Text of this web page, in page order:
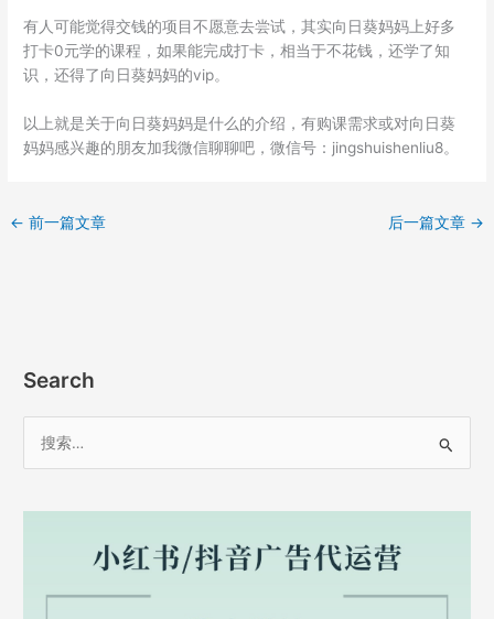
有人可能觉得交钱的项目不愿意去尝试，其实向日葵妈妈上好多
打卡0元学的课程，如果能完成打卡，相当于不花钱，还学了知
识，还得了向日葵妈妈的vip。
以上就是关于向日葵妈妈是什么的介绍，有购课需求或对向日葵
妈妈感兴趣的朋友加我微信聊聊吧，微信号：jingshuishenliu8。
← 前一篇文章 后一篇文章 →
Search